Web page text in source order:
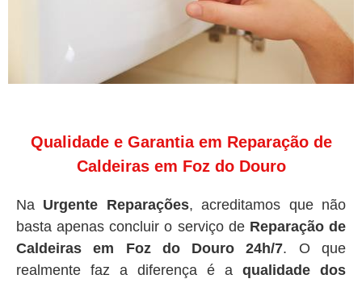
Qualidade e Garantia em Reparação de
Caldeiras em Foz do Douro
Na Urgente Reparações, acreditamos que não
basta apenas concluir o serviço de Reparação de
Caldeiras em Foz do Douro 24h/7. O que
realmente faz a diferença é a qualidade dos